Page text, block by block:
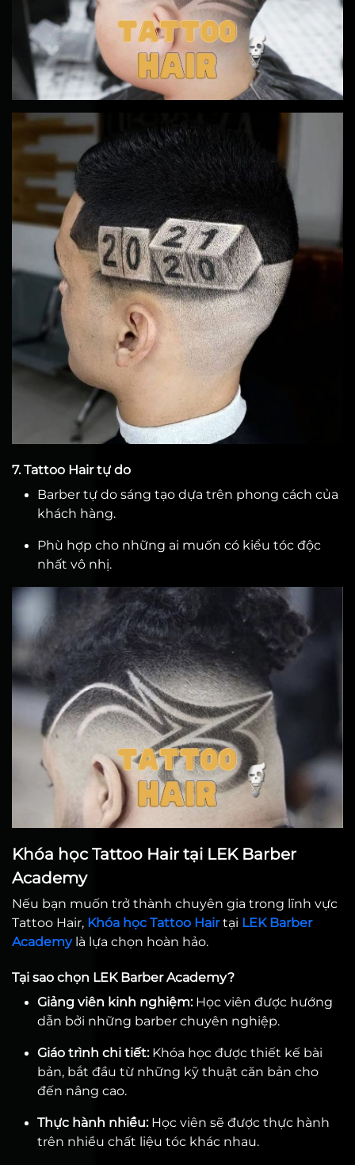
7. Tattoo Hair tự do
Barber tự do sáng tạo dựa trên phong cách của
khách hàng.
Phù hợp cho những ai muốn có kiểu tóc độc
nhất vô nhị.
Khóa học Tattoo Hair tại LEK Barber
Academy
Nếu bạn muốn trở thành chuyên gia trong lĩnh vực
Tattoo Hair, Khóa học Tattoo Hairtại LEK Barber
Academylà lựa chọn hoàn hảo.
Tại sao chọn LEK Barber Academy?
Giảng viên kinh nghiệm:Học viên được hướng
dẫn bởi những barber chuyên nghiệp.
Giáo trình chi tiết:Khóa học được thiết kế bài
bản, bắt đầu từ những kỹ thuật căn bản cho
đến nâng cao.
Thực hành nhiều:Học viên sẽ được thực hành
trên nhiều chất liệu tóc khác nhau.